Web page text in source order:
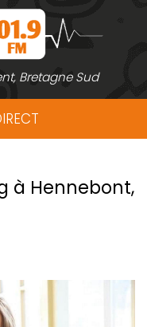
Bretagne Sud
à Hennebont,